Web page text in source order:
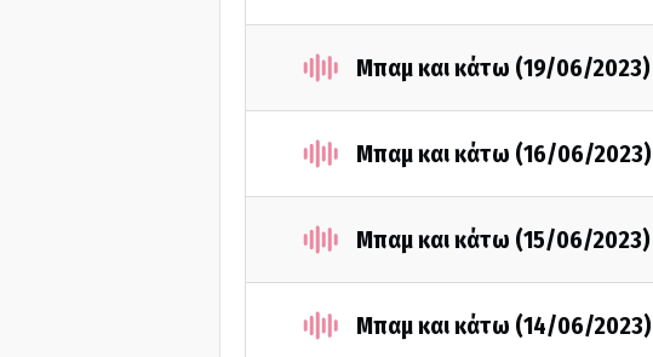
Μπαμ και κάτω (19/06/2023)
Μπαμ και κάτω (16/06/2023)
Μπαμ και κάτω (15/06/2023)
Μπαμ και κάτω (14/06/2023)